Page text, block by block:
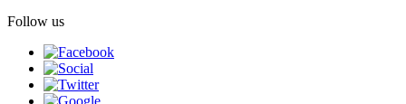
Follow us